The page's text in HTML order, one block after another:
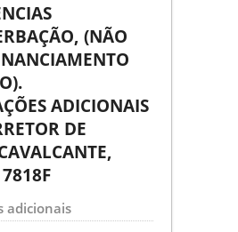
(NÃO
ADICIONAIS
DE
7818F
adicionais